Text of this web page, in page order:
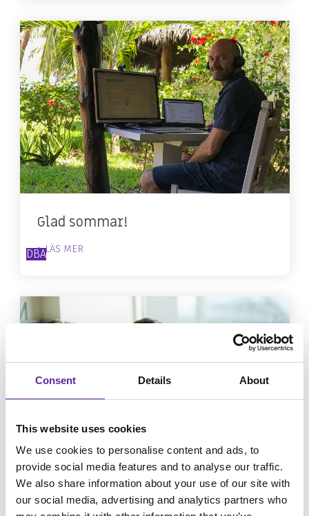
Consent Details About
This website uses cookies
We use cookies to personalise content and ads, to
provide social media features and to analyse our traffic.
We also share information about your use of our site with
our social media, advertising and analytics partners who
Glad sommar!
DBA> LÄS MER
Inloggningsproblem AD och